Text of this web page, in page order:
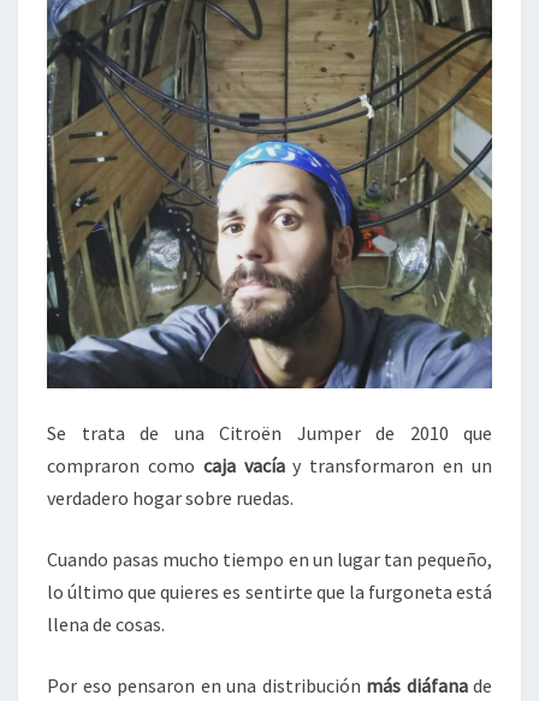
Se trata de una Citroën Jumper de 2010 que
compraron como caja vacíay transformaron en un
verdadero hogar sobre ruedas.
Cuando pasas mucho tiempo en un lugar tan pequeño,
lo último que quieres es sentirte que la furgoneta está
llena de cosas.
Por eso pensaron en una distribución más diáfanade